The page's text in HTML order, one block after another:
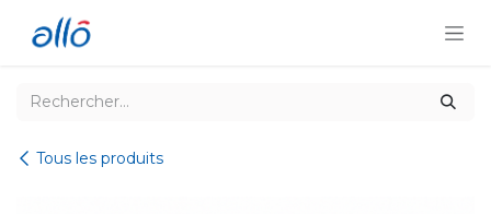
Tous les produits